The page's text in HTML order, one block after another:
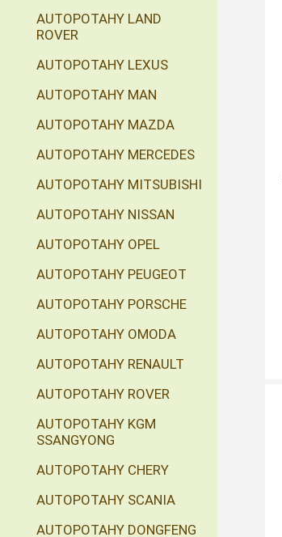
AUTOPOTAHY LAND
ROVER
AUTOPOTAHY LEXUS
AUTOPOTAHY MAN
AUTOPOTAHY MAZDA
AUTOPOTAHY MERCEDES
AUTOPOTAHY MITSUBISHI
AUTOPOTAHY NISSAN
AUTOPOTAHY OPEL
AUTOPOTAHY PEUGEOT
AUTOPOTAHY PORSCHE
AUTOPOTAHY OMODA
AUTOPOTAHY RENAULT
AUTOPOTAHY ROVER
AUTOPOTAHY KGM
SSANGYONG
AUTOPOTAHY CHERY
AUTOPOTAHY SCANIA
AUTOPOTAHY DONGFENG